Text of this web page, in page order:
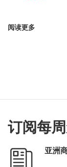
阅读更多
订阅每
亚洲